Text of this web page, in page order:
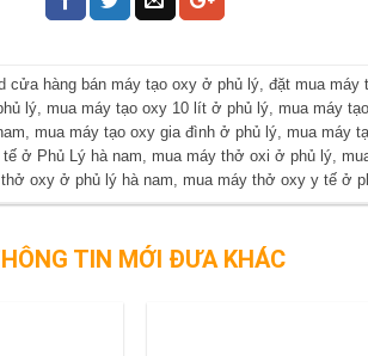
cửa hàng bán máy tạo oxy ở phủ lý, đặt mua máy
lý, mua máy tạo oxy 10 lít ở phủ lý, mua máy
, mua máy tạo oxy gia đình ở phủ lý, mua máy
ở Phủ Lý hà nam, mua máy thở oxi ở phủ lý,
oxy ở phủ lý hà nam, mua máy thở oxy y tế ở
TIN MỚI ĐƯA KHÁC